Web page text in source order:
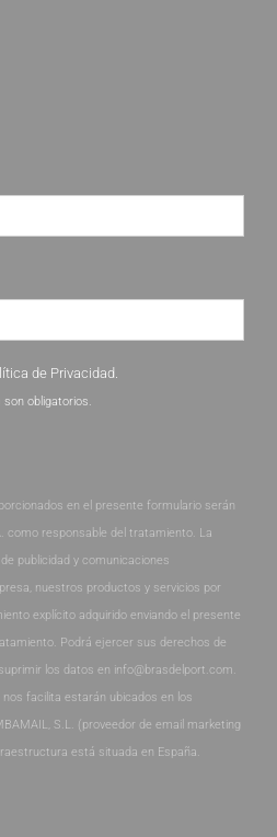
de Privacidad.
obligatorios.
en el presente formulario serán
como responsable del tratamiento. La
publicidad y comunicaciones
nuestros productos y servicios por
explícito adquirido enviando el presente
Podrá ejercer sus derechos de
los datos en info@brasdelport.com.
facilita estarán ubicados en los
S.L. (proveedor de email marketing
está situada en España.